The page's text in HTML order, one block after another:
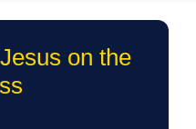
on the